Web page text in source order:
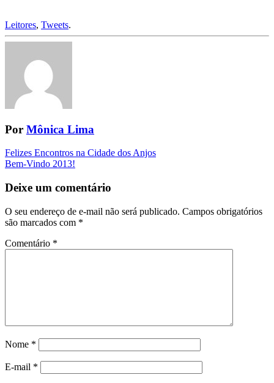
Leitores, Tweets.
Por Mônica Lima
Navegação
da
Postagem
Felizes Encontros na Cidade dos Anjos
Bem-Vindo 2013!
Deixe um comentário
O seu endereço de e-mail não será publicado. Campos obrigatórios
são marcados com *
Comentário *
Nome *
E-mail *